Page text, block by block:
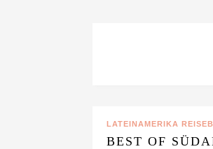
LATEINAMERIKA
BEST OF